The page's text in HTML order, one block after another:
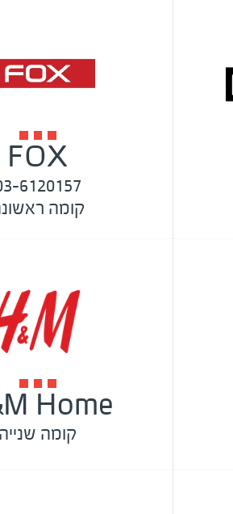
FOX
6120157
קומה
Home
קומה שנייה